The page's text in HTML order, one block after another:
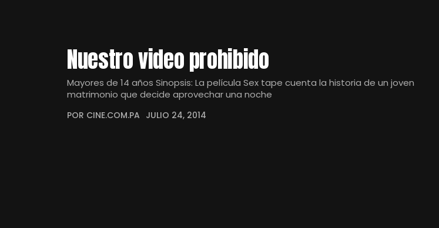
Nuestro video prohibido
Mayores de 14 años Sinopsis: La película Sex tape cuenta la historia de un joven
matrimonio que decide aprovechar una noche
POR CINE.COM.PA JULIO 24, 2014